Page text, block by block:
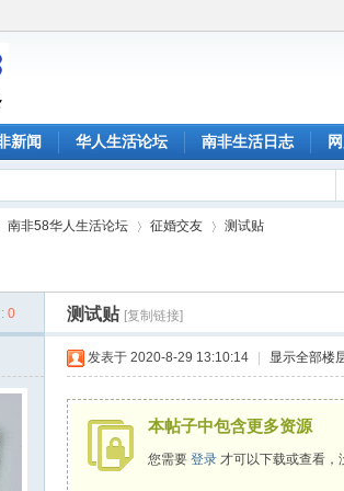
新闻 华人生活论坛 南非生活日志
南非58华人生活论坛
›
征婚交友 测试贴
0 测试贴 [复制链接]
发表于 2020-8-29 13:10:14 显示全部楼
本帖子中包含更多资源
您需要登录 才可以下载或查看，